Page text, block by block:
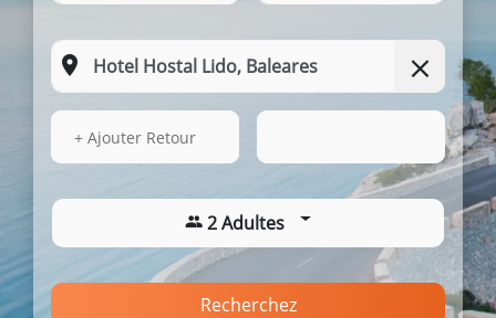
14 Août 2026
+ Ajouter Retour
2 Adultes
Recherchez